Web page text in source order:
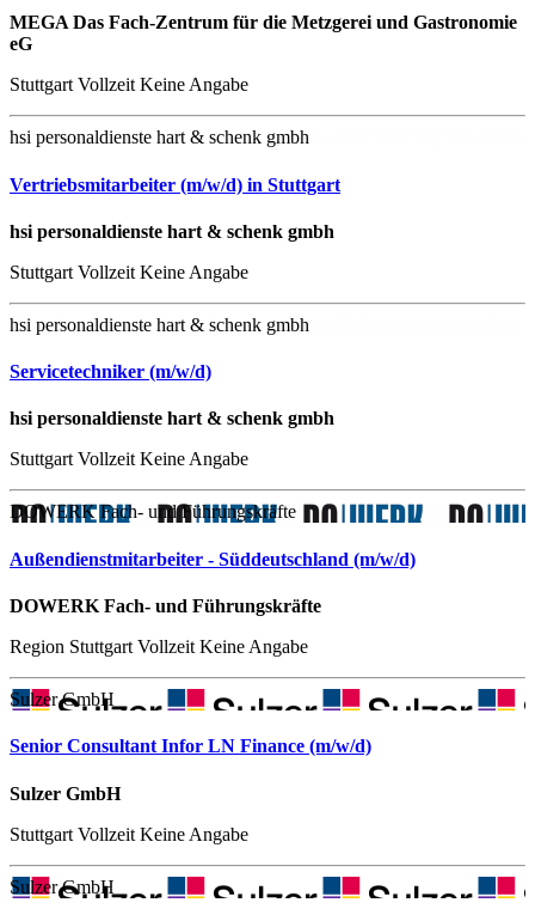
MEGA Das Fach-Zentrum für die Metzgerei und Gastronomie
eG
StuttgartVollzeitKeine Angabe
hsi personaldienste hart & schenk gmbh
Vertriebsmitarbeiter (m/w/d) in Stuttgart
hsi personaldienste hart & schenk gmbh
Stuttgart Vollzeit Keine Angabe
hsi personaldienste hart & schenk gmbh
Servicetechniker (m/w/d)
hsi personaldienste hart & schenk gmbh
StuttgartVollzeitKeine Angabe
DOWERK Fach- und Führungskräfte
Außendienstmitarbeiter - Süddeutschland (m/w/d)
DOWERK Fach- und Führungskräfte
Region Stuttgart Vollzeit Keine Angabe
Sulzer GmbH
Senior Consultant Infor LN Finance (m/w/d)
Sulzer GmbH
Stuttgart Vollzeit Keine Angabe
Sulzer GmbH